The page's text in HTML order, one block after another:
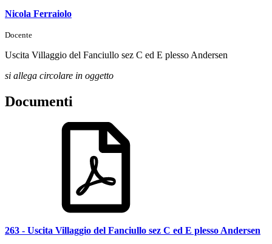
Nicola Ferraiolo
Docente
Uscita Villaggio del Fanciullo sez C ed E plesso Andersen
si allega circolare in oggetto
Documenti
263 - Uscita Villaggio del Fanciullo sez C ed E plesso Andersen